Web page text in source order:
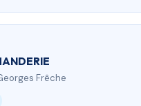
Frêche